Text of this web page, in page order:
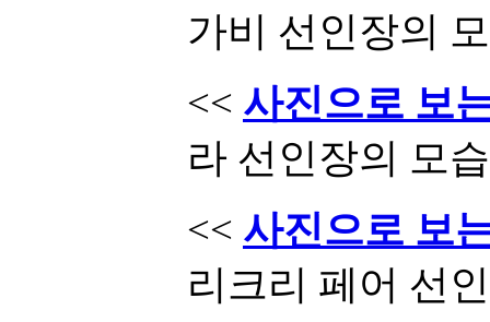
가비 선인장의
<< 사진으로 보
라 선인장의 모습
<< 사진으로 보
리크리 페어 선